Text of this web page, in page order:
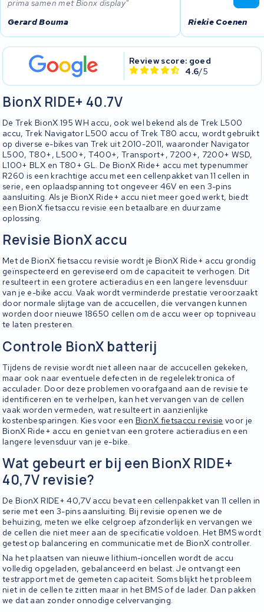
prima samen met Bionx display
Gerard Bouma
Riekie Coenen
Review score: goed
4.6/5
BionX RIDE+ 40.7V
De Trek BionX 195 WH accu, ook wel bekend als de Trek L500
accu, Trek Navigator L500 accu of Trek T80 accu, wordt gebruikt
op diverse e-bikes van Trek uit 2010-2011, waaronder Navigator
L500, T80+, L500+, T400+, Transport+, 7200+, 7200+ WSD,
L100+ BLX en T80+ GL. De BionX Ride+ accu met typenummer
R260 is een krachtige accu met een cellenpakket van 11 cellen in
serie, een oplaadspanning tot ongeveer 46V en een 3-pins
aansluiting. Als je BionX Ride+ accu niet meer goed werkt, biedt
een BionX fietsaccu revisie een betaalbare en duurzame
oplossing.
Revisie BionX accu
Met de BionX fietsaccu revisie wordt je BionX Ride+ accu grondig
geïnspecteerd en gereviseerd om de capaciteit te verhogen. Dit
resulteert in een grotere actieradius en een langere levensduur
van je e-bike accu. Vaak wordt verminderde prestatie veroorzaakt
door normale slijtage van de accucellen, die vervangen kunnen
worden door nieuwe 18650 cellen om de accu weer op topniveau
te laten presteren.
Controle BionX batterij
Tijdens de revisie wordt niet alleen naar de accucellen gekeken,
maar ook naar eventuele defecten in de regelelektronica of
acculader. Door deze problemen voorafgaand aan de revisie te
identificeren en te verhelpen, kan het vervangen van de cellen
vaak worden vermeden, wat resulteert in aanzienlijke
kostenbesparingen. Kies voor een BionX fietsaccu revisie voor je
BionX Ride+ accu en geniet van een grotere actieradius en een
langere levensduur van je e-bike.
Wat gebeurt er bij een BionX RIDE+
40,7V revisie?
De BionX RIDE+ 40,7V accu bevat een cellenpakket van 11 cellen in
serie met een 3-pins aansluiting. Bij revisie openen we de
behuizing, meten we elke celgroep afzonderlijk en vervangen we
de cellen die niet meer aan de specificatie voldoen. Het BMS wordt
getest op balancering en communicatie met de BionX controller.
Na het plaatsen van nieuwe lithium-ioncellen wordt de accu
volledig opgeladen, gebalanceerd en belast. Je ontvangt een
testrapport met de gemeten capaciteit. Soms blijkt het probleem
niet in de cellen te zitten maar in het BMS of de lader. Dan pakken
we dat aan zonder onnodige celvervanging.